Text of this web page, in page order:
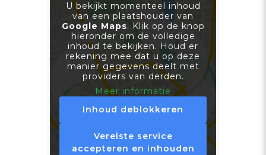
U bekijkt momenteel inhoud
van een plaatshouder van
Google Maps. Klik op de knop
hieronder om de volledige
inhoud te bekijken. Houd er
rekening mee dat u op deze
manier gegevens deelt met
providers van derden.
Meer informatie
Inhoud deblokkeren
Vereiste service
accepteren en inhouden